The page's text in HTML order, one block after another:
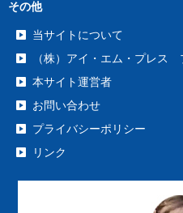
その他
当サイトについて
（株）アイ・エム・プレス
本サイト運営者
お問い合わせ
プライバシーポリシー
リンク